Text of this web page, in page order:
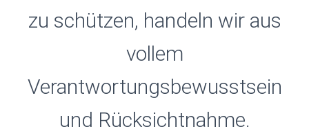
zu schützen, handeln wir aus
vollem
Verantwortungsbewusstsein
und Rücksichtnahme.